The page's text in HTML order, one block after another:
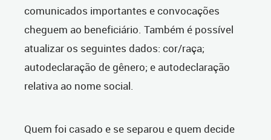
comunicados importantes e convocações
cheguem ao beneficiário. Também é possível
atualizar os seguintes dados: cor/raça;
autodeclaração de gênero; e autodeclaração
relativa ao nome social.
Quem foi casado e se separou e quem decide